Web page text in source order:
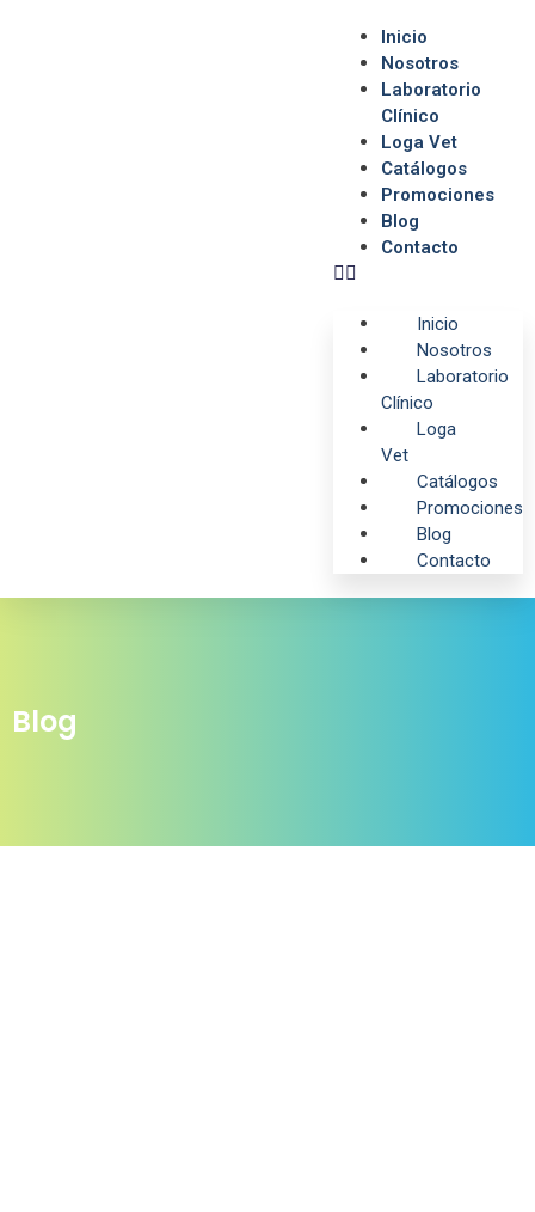
Inicio
Nosotros
Laboratorio
Clínico
Loga Vet
Catálogos
Promociones
Blog
Contacto
Inicio
Nosotros
Laboratorio
Clínico
Loga
Vet
Catálogos
Promociones
Blog
Contacto
Blog